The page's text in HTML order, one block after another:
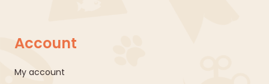
Account
My account